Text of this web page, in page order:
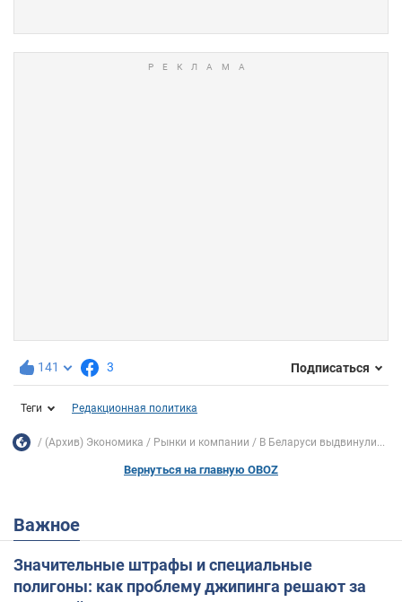
141 3 Подписаться
Теги Редакционная политика
(Архив) Экономика Рынки и компании В Беларуси выдвинули...
Вернуться на главную OBOZ
Важное
Значительные штрафы и специальные
полигоны: как проблему джипинга решают за